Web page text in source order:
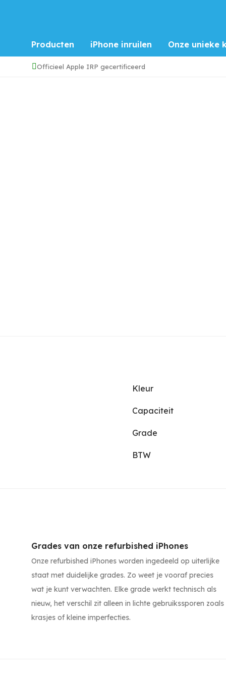
Producten iPhone inruilen Onze unieke
Officieel Apple IRP gecertificeerd
iPhone 12 Pro Max
Kleur
Capaciteit
Grade
BTW
Grades van onze refurbished iPhones
Onze refurbished iPhones worden ingedeeld op uiterlijke
staat met duidelijke grades. Zo weet je vooraf precies
wat je kunt verwachten. Elke grade werkt technisch als
nieuw, het verschil zit alleen in lichte gebruikssporen zoals
krasjes of kleine imperfecties.